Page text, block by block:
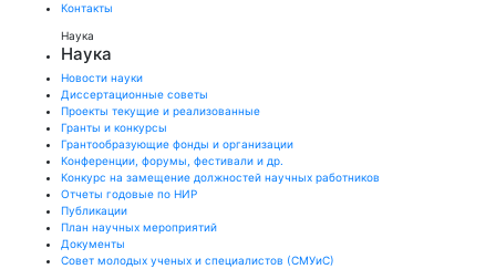
Контакты
Наука
Наука
Новости науки
Диссертационные советы
Проекты текущие и реализованные
Гранты и конкурсы
Грантообразующие фонды и организации
Конференции, форумы, фестивали и др.
Конкурс на замещение должностей научных работников
Отчеты годовые по НИР
Публикации
План научныx мероприятий
Документы
Совет молодых ученых и специалистов (СМУиС)